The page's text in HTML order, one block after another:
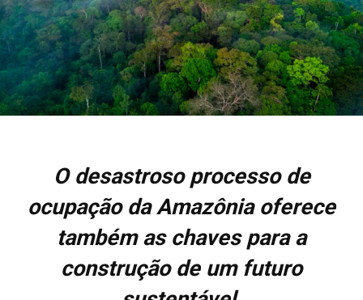
O desastroso processo de
ocupação da Amazônia oferece
também as chaves para a
construção de um futuro